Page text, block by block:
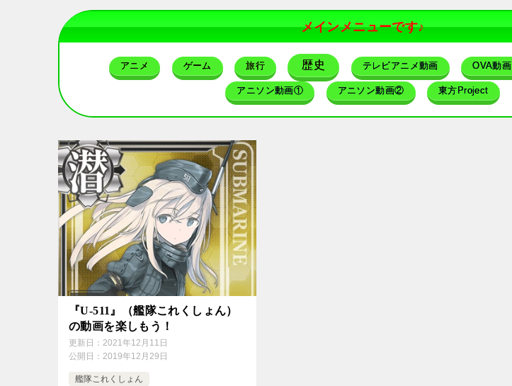
メインメニューです♪
アニメ ゲーム 旅行 歴史 テレビアニメ動画 OVA動画
アニソン動画① アニソン動画② 東方Project
『U-511』（艦隊これくしょん）
の動画を楽しもう！
更新日： 2021年12月11日
公開日： 2019年12月29日
艦隊これくしょん